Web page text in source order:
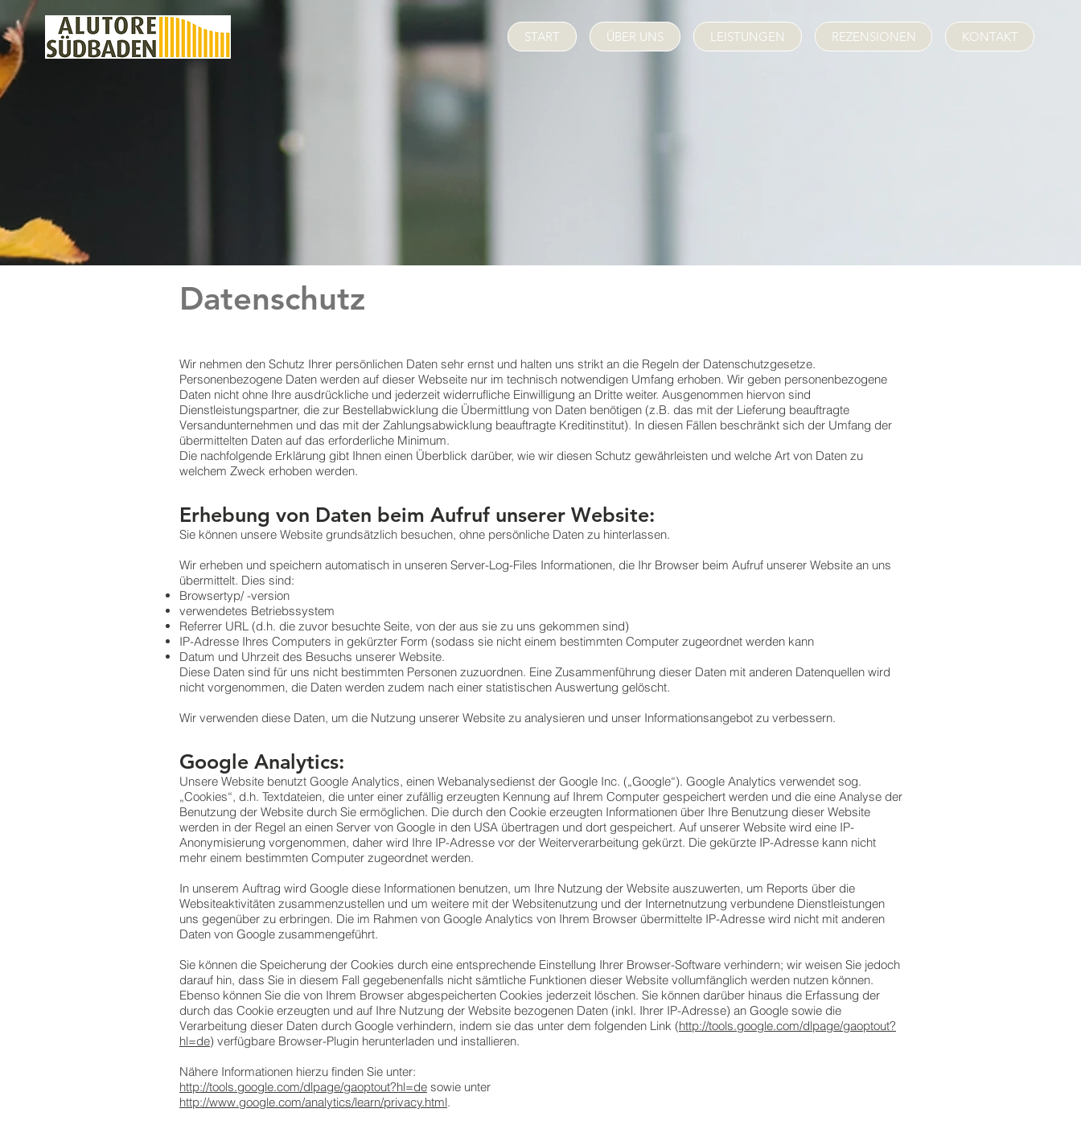
START ÜBER UNS LEISTUNGEN REZENSIONEN KONTAKT
Datenschutz
Wir nehmen den Schutz Ihrer persönlichen Daten sehr ernst und halten uns strikt an die Regeln der Datenschutzgesetze.
Personenbezogene Daten werden auf dieser Webseite nur im technisch notwendigen Umfang erhoben. Wir geben personenbezogene
Daten nicht ohne Ihre ausdrückliche und jederzeit widerrufliche Einwilligung an Dritte weiter. Ausgenommen hiervon sind
Dienstleistungspartner, die zur Bestellabwicklung die Übermittlung von Daten benötigen (z.B. das mit der Lieferung beauftragte
Versandunternehmen und das mit der Zahlungsabwicklung beauftragte Kreditinstitut). In diesen Fällen beschränkt sich der Umfang der
übermittelten Daten auf das erforderliche Minimum.
Die nachfolgende Erklärung gibt Ihnen einen Überblick darüber, wie wir diesen Schutz gewährleisten und welche Art von Daten zu
welchem Zweck erhoben werden.
Erhebung von Daten beim Aufruf unserer Website:
Sie können unsere Website grundsätzlich besuchen, ohne persönliche Daten zu hinterlassen.
Wir erheben und speichern automatisch in unseren Server-Log-Files Informationen, die Ihr Browser beim Aufruf unserer Website an uns
übermittelt. Dies sind:
Browsertyp/ -version
verwendetes Betriebssystem
Referrer URL (d.h. die zuvor besuchte Seite, von der aus sie zu uns gekommen sind)
IP-Adresse Ihres Computers in gekürzter Form (sodass sie nicht einem bestimmten Computer zugeordnet werden kann
Datum und Uhrzeit des Besuchs unserer Website.
Diese Daten sind für uns nicht bestimmten Personen zuzuordnen. Eine Zusammenführung dieser Daten mit anderen Datenquellen wird
nicht vorgenommen, die Daten werden zudem nach einer statistischen Auswertung gelöscht.
Wir verwenden diese Daten, um die Nutzung unserer Website zu analysieren und unser Informationsangebot zu verbessern.
Google Analytics:
Unsere Website benutzt Google Analytics, einen Webanalysedienst der Google Inc. („Google“). Google Analytics verwendet sog.
„Cookies“, d.h. Textdateien, die unter einer zufällig erzeugten Kennung auf Ihrem Computer gespeichert werden und die eine Analyse der
Benutzung der Website durch Sie ermöglichen. Die durch den Cookie erzeugten Informationen über Ihre Benutzung dieser Website
werden in der Regel an einen Server von Google in den USA übertragen und dort gespeichert. Auf unserer Website wird eine IP-
Anonymisierung vorgenommen, daher wird Ihre IP-Adresse vor der Weiterverarbeitung gekürzt. Die gekürzte IP-Adresse kann nicht
mehr einem bestimmten Computer zugeordnet werden.
In unserem Auftrag wird Google diese Informationen benutzen, um Ihre Nutzung der Website auszuwerten, um Reports über die
Websiteaktivitäten zusammenzustellen und um weitere mit der Websitenutzung und der Internetnutzung verbundene Dienstleistungen
uns gegenüber zu erbringen. Die im Rahmen von Google Analytics von Ihrem Browser übermittelte IP-Adresse wird nicht mit anderen
Daten von Google zusammengeführt.
Sie können die Speicherung der Cookies durch eine entsprechende Einstellung Ihrer Browser-Software verhindern; wir weisen Sie jedoch
darauf hin, dass Sie in diesem Fall gegebenenfalls nicht sämtliche Funktionen dieser Website vollumfänglich werden nutzen können.
Ebenso können Sie die von Ihrem Browser abgespeicherten Cookies jederzeit löschen. Sie können darüber hinaus die Erfassung der
durch das Cookie erzeugten und auf Ihre Nutzung der Website bezogenen Daten (inkl. Ihrer IP-Adresse) an Google sowie die
Verarbeitung dieser Daten durch Google verhindern, indem sie das unter dem folgenden Link (http://tools.google.com/dlpage/gaoptout?
hl=de) verfügbare Browser-Plugin herunterladen und installieren.
Nähere Informationen hierzu finden Sie unter:
http://tools.google.com/dlpage/gaoptout?hl=de sowie unter
http://www.google.com/analytics/learn/privacy.html.